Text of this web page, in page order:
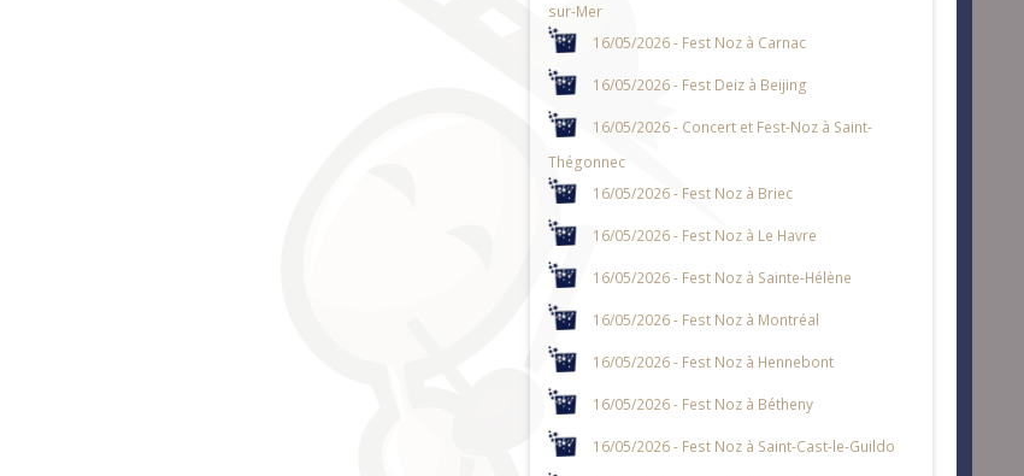
sur-Mer
16/05/2026 - Fest Noz à Carnac
16/05/2026 - Fest Deiz à Beijing
16/05/2026 - Concert et Fest-Noz à Saint-
Thégonnec
16/05/2026 - Fest Noz à Briec
16/05/2026 - Fest Noz à Le Havre
16/05/2026 - Fest Noz à Sainte-Hélène
16/05/2026 - Fest Noz à Montréal
16/05/2026 - Fest Noz à Hennebont
16/05/2026 - Fest Noz à Bétheny
16/05/2026 - Fest Noz à Saint-Cast-le-Guildo